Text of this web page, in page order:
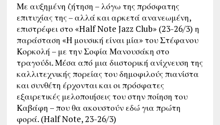
Με αυξημένη ζήτηση – λόγω της πρόσφατης
επιτυχίας της – αλλά και αρκετά ανανεωμένη,
επιστρέφει στο «Half Note Jazz Club» (23-26/3) η
παράσταση «Η μουσική είναι μία» του Στέφανου
Κορκολή – με την Σοφία Μανουσάκη στο
τραγούδι. Μέσα από μια διιστορική ανίχνευση της
καλλιτεχνικής πορείας του δημοφιλούς πιανίστα
και συνθέτη έρχονται και οι πρόσφατες
εξαιρετικές μελοποιήσεις του στην ποίηση του
Καβάφη – που θα ακουστούν εδώ για πρώτη
φορά. (Half Note, 23-26/3)